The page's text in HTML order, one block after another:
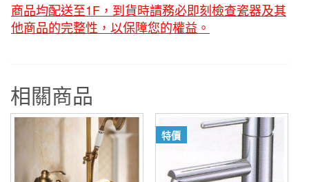
商品均配送至1F，到貨時請務必即刻檢查瓷器及其
他商品的完整性，以保障您的權益。
相關商品
特價